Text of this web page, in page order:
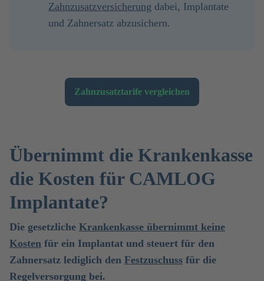
Zahnzusatzversicherung dabei, Implantate
und Zahnersatz abzusichern.
Zahnzusatztarife vergleichen
Übernimmt die Krankenkasse
die Kosten für CAMLOG
Implantate?
Die gesetzliche Krankenkasse übernimmt keine
Kosten für ein Implantat und steuert für den
Zahnersatz lediglich den Festzuschuss für die
Regelversorgung bei.